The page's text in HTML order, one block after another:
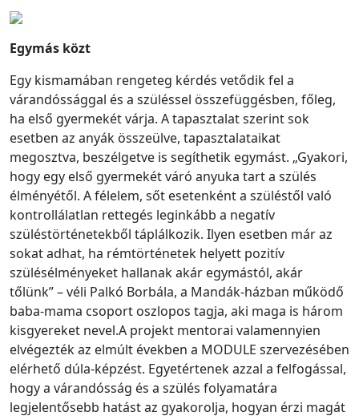
Egymás közt
Egy kismamában rengeteg kérdés vetődik fel a
várandóssággal és a szüléssel összefüggésben, főleg,
ha első gyermekét várja. A tapasztalat szerint sok
esetben az anyák összeülve, tapasztalataikat
megosztva, beszélgetve is segíthetik egymást. „Gyakori,
hogy egy első gyermekét váró anyuka tart a szülés
élményétől. A félelem, sőt esetenként a szüléstől való
kontrollálatlan rettegés leginkább a negatív
szüléstörténetekből táplálkozik. Ilyen esetben már az
sokat adhat, ha rémtörténetek helyett pozitív
szülésélményeket hallanak akár egymástól, akár
tőlünk” – véli Palkó Borbála, a Mandák-házban működő
baba-mama csoport oszlopos tagja, aki maga is három
kisgyereket nevel.A projekt mentorai valamennyien
elvégezték az elmúlt években a MODULE szervezésében
elérhető dúla-képzést. Egyetértenek azzal a felfogással,
hogy a várandósság és a szülés folyamatára
legjelentősebb hatást az gyakorolja, hogyan érzi magát